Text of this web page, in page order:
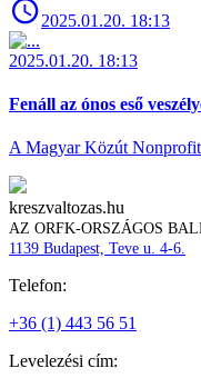
2025.01.20. 18:13
2025.01.20. 18:13
Fenáll az ónos eső
A Magyar Közút Nonprofit
kreszvaltozas.hu
AZ ORFK-ORSZÁGOS
1139 Budapest, Teve u. 4-6.
Telefon:
+36 (1) 443 56 51
Levelezési cím: